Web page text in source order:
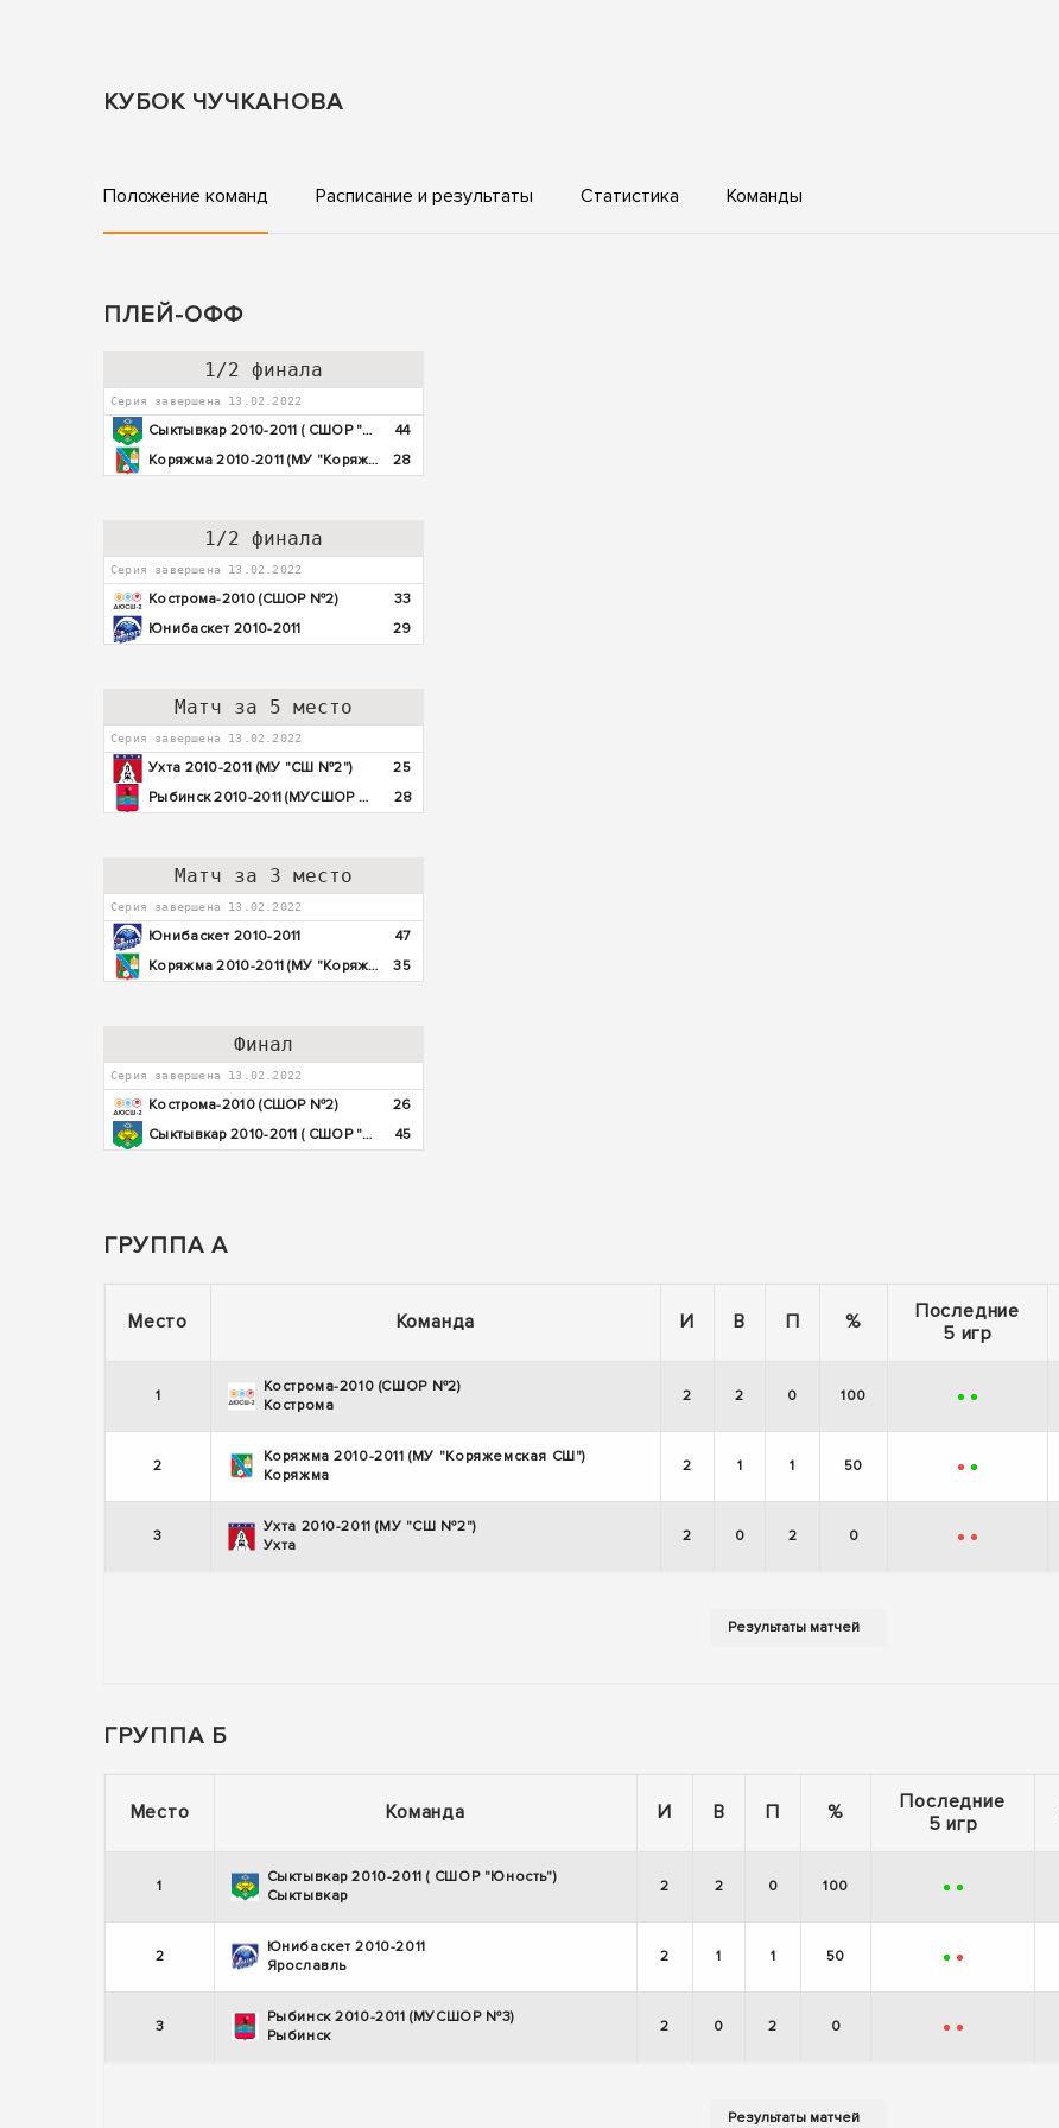
КУБОК ЧУЧКАНОВА
Положение команд Расписание и результаты Статистика Команды
ПЛЕЙ-ОФФ
1/2 финала
Серия завершена 13.02.2022
Сыктывкар 2010-2011 ( СШОР "Юность")
44
Коряжма 2010-2011 (МУ "Коряжемская СШ")
28
1/2 финала
Серия завершена 13.02.2022
Кострома-2010 (СШОР №2)
33
Юнибаскет 2010-2011
29
Матч за 5 место
Серия завершена 13.02.2022
Ухта 2010-2011 (МУ "СШ №2")
25
Рыбинск 2010-2011 (МУСШОР №3)
28
Матч за 3 место
Серия завершена 13.02.2022
Юнибаскет 2010-2011
47
Коряжма 2010-2011 (МУ "Коряжемская СШ")
35
Финал
Серия завершена 13.02.2022
Кострома-2010 (СШОР №2)
26
Сыктывкар 2010-2011 ( СШОР "Юность")
45
ГРУППА А
Место Команда И В П %
Последние
5 игр
1
Кострома-2010 (СШОР №2)
Кострома
2 2 0 100 + +
2
Коряжма 2010-2011 (МУ "Коряжемская СШ")
Коряжма
2 1 1 50 - +
3
Ухта 2010-2011 (МУ "СШ №2")
Ухта
2 0 2 0 - -
ГРУППА Б
Место Команда И В П %
Последние
5 игр
1
Сыктывкар 2010-2011 ( СШОР "Юность")
Сыктывкар
2 2 0 100 + +
2
Юнибаскет 2010-2011
Ярославль
2 1 1 50 + -
3
Рыбинск 2010-2011 (МУСШОР №3)
Рыбинск
2 0 2 0 - -